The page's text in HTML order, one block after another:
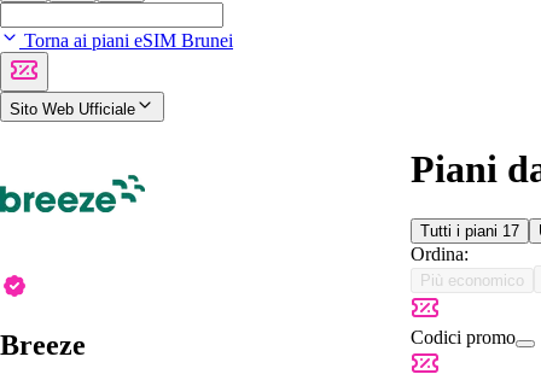
Torna ai piani eSIM Brunei
Sito Web Ufficiale
Breeze
Piani
Tutti i piani 17
Ordina:
Più economico
Codici promo